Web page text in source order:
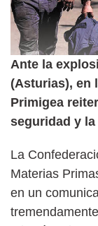
Ante la
(Asturias), en
Primigea
seguridad y
La
Materias
en un